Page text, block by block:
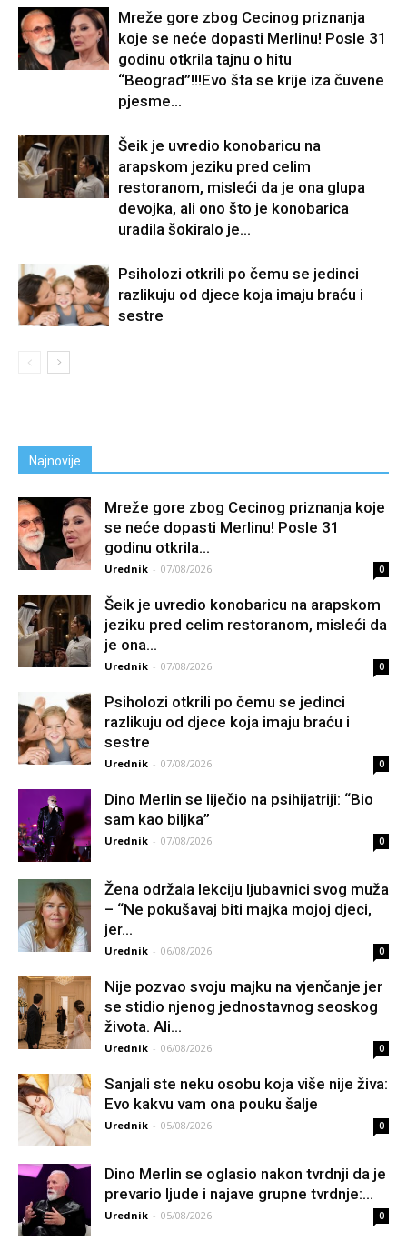
Mreže gore zbog Cecinog priznanja
koje se neće dopasti Merlinu! Posle 31
godinu otkrila tajnu o hitu
“Beograd”!!!Evo šta se krije iza čuvene
pjesme...
Šeik je uvredio konobaricu na
arapskom jeziku pred celim
restoranom, misleći da je ona glupa
devojka, ali ono što je konobarica
uradila šokiralo je...
Psiholozi otkrili po čemu se jedinci
razlikuju od djece koja imaju braću i
sestre
Najnovije
Mreže gore zbog Cecinog priznanja koje
se neće dopasti Merlinu! Posle 31
godinu otkrila...
Urednik - 07/08/2026 0
Šeik je uvredio konobaricu na arapskom
jeziku pred celim restoranom, misleći da
je ona...
Urednik - 07/08/2026 0
Psiholozi otkrili po čemu se jedinci
razlikuju od djece koja imaju braću i
sestre
Urednik - 07/08/2026 0
Dino Merlin se liječio na psihijatriji: “Bio
sam kao biljka”
Urednik - 07/08/2026 0
Žena održala lekciju ljubavnici svog muža
– “Ne pokušavaj biti majka mojoj djeci,
jer...
Urednik - 06/08/2026 0
Nije pozvao svoju majku na vjenčanje jer
se stidio njenog jednostavnog seoskog
života. Ali...
Urednik - 06/08/2026 0
Sanjali ste neku osobu koja više nije živa:
Evo kakvu vam ona pouku šalje
Urednik - 05/08/2026 0
Dino Merlin se oglasio nakon tvrdnji da je
prevario ljude i najave grupne tvrdnje:...
Urednik - 05/08/2026 0